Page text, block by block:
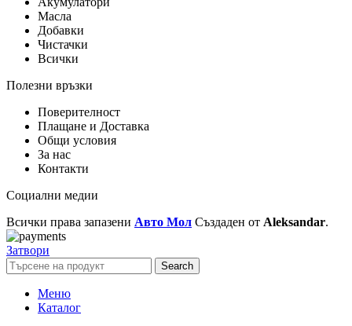
Масла
Добавки
Чистачки
Всички
Полезни връзки
Поверителност
Плащане и Доставка
Общи условия
За нас
Контакти
Социални медии
Всички права запазени Авто Мол Създаден от Aleksandar.
Затвори
Search
Меню
Каталог